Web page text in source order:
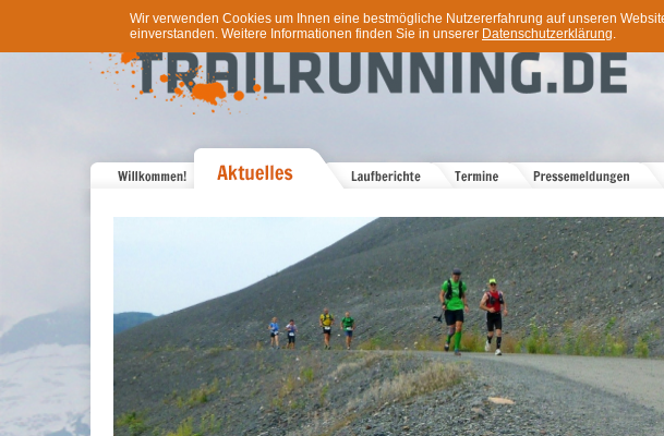
Wir verwenden Cookies um Ihnen eine bestmögliche Nutzererfahrung auf unseren
einverstanden. Weitere Informationen finden Sie in unserer Datenschutzerklärung.